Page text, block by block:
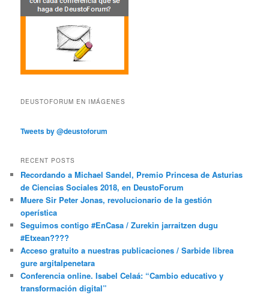
DEUSTOFORUM EN IMÁGENES
Tweets by @deustoforum
RECENT POSTS
Recordando a Michael Sandel, Premio Princesa de Asturias
de Ciencias Sociales 2018, en DeustoForum
Muere Sir Peter Jonas, revolucionario de la gestión
operística
Seguimos contigo #EnCasa / Zurekin jarraitzen dugu
#Etxean????
Acceso gratuito a nuestras publicaciones / Sarbide librea
gure argitalpenetara
Conferencia online. Isabel Celaá: “Cambio educativo y
transformación digital”